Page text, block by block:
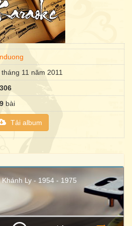
tháng 11 năm 2011
bài
Tải album
Khánh Ly - 1954 - 1975